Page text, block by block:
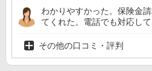
わかりやすかった。保険金
てくれた。電話でも対応し
その他の口コミ・評判